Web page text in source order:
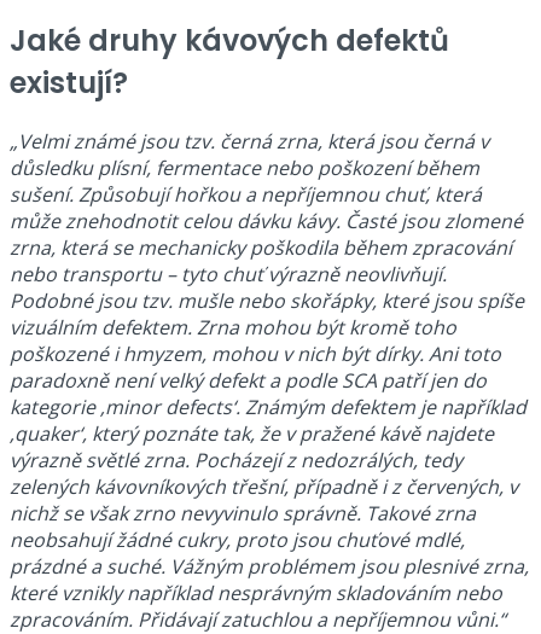
Jaké druhy kávových defektů
existují?
„Velmi známé jsou tzv. černá zrna, která jsou černá v
důsledku plísní, fermentace nebo poškození během
sušení. Způsobují hořkou a nepříjemnou chuť, která
může znehodnotit celou dávku kávy. Časté jsou zlomené
zrna, která se mechanicky poškodila během zpracování
nebo transportu – tyto chuť výrazně neovlivňují.
Podobné jsou tzv. mušle nebo skořápky, které jsou spíše
vizuálním defektem. Zrna mohou být kromě toho
poškozené i hmyzem, mohou v nich být dírky. Ani toto
paradoxně není velký defekt a podle SCA patří jen do
kategorie ‚minor defects‘. Známým defektem je například
‚quaker‘, který poznáte tak, že v pražené kávě najdete
výrazně světlé zrna. Pocházejí z nedozrálých, tedy
zelených kávovníkových třešní, případně i z červených, v
nichž se však zrno nevyvinulo správně. Takové zrna
neobsahují žádné cukry, proto jsou chuťové mdlé,
prázdné a suché. Vážným problémem jsou plesnivé zrna,
které vznikly například nesprávným skladováním nebo
zpracováním. Přidávají zatuchlou a nepříjemnou vůni.“